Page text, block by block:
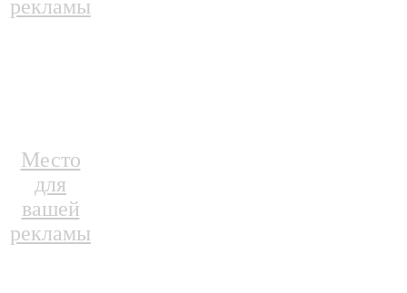
рекламы
Место
для
вашей
рекламы